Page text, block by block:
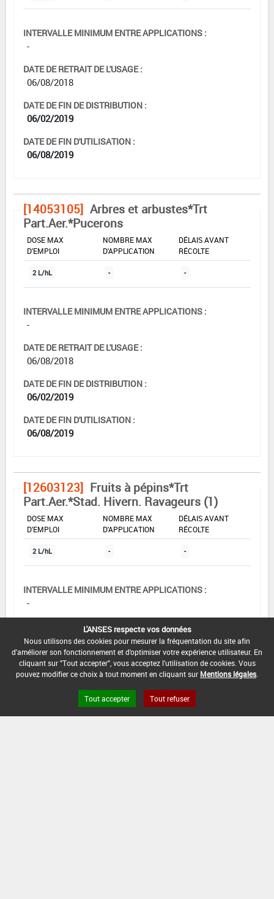
INTERVALLE MINIMUM ENTRE APPLICATIONS :
-
DATE DE RETRAIT DE L'USAGE :
06/08/2018
DATE DE FIN DE DISTRIBUTION :
06/02/2019
DATE DE FIN D'UTILISATION :
06/08/2019
[14053105] Arbres et arbustes*Trt
Part.Aer.*Pucerons
DOSE MAX
D'EMPLOI
NOMBRE MAX
D'APPLICATION
DÉLAIS AVANT
RÉCOLTE
2 L/hL - -
INTERVALLE MINIMUM ENTRE APPLICATIONS :
-
DATE DE RETRAIT DE L'USAGE :
06/08/2018
DATE DE FIN DE DISTRIBUTION :
06/02/2019
DATE DE FIN D'UTILISATION :
06/08/2019
[12603123] Fruits à pépins*Trt
Part.Aer.*Stad. Hivern. Ravageurs (1)
DOSE MAX
D'EMPLOI
NOMBRE MAX
D'APPLICATION
DÉLAIS AVANT
RÉCOLTE
2 L/hL - -
INTERVALLE MINIMUM ENTRE APPLICATIONS :
-
DATE DE RETRAIT DE L'USAGE :
06/08/2018
DATE DE FIN DE DISTRIBUTION :
06/02/2019
DATE DE FIN D'UTILISATION :
L'ANSES respecte vos données
Nous utilisons des cookies pour mesurer la fréquentation du site afin
d'améliorer son fonctionnement et d'optimiser votre expérience utilisateur. En
cliquant sur "Tout accepter", vous acceptez l'utilisation de cookies. Vous
pouvez modifier ce choix à tout moment en cliquant sur Mentions légales
Tout accepter Tout refuser